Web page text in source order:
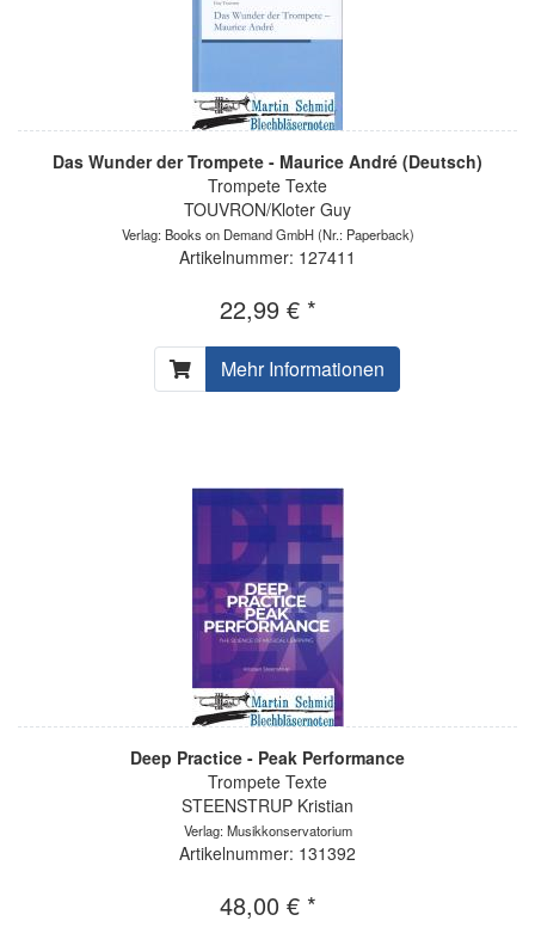
Das Wunder der Trompete - Maurice André (Deutsch)
Trompete Texte
TOUVRON/Kloter Guy
Verlag: Books on Demand GmbH(Nr.: Paperback)
Artikelnummer: 127411
22,99 € *
Mehr Informationen
Deep Practice - Peak Performance
Trompete Texte
STEENSTRUP Kristian
Verlag: Musikkonservatorium
Artikelnummer: 131392
48,00 € *